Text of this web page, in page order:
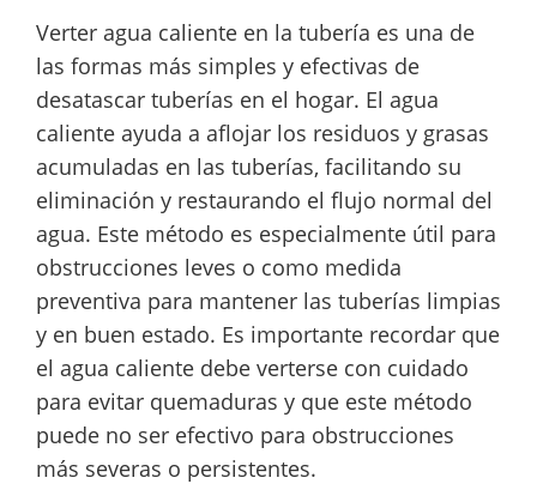
Verter agua caliente en la tubería es una de
las formas más simples y efectivas de
desatascar tuberías en el hogar. El agua
caliente ayuda a aflojar los residuos y grasas
acumuladas en las tuberías, facilitando su
eliminación y restaurando el flujo normal del
agua. Este método es especialmente útil para
obstrucciones leves o como medida
preventiva para mantener las tuberías limpias
y en buen estado. Es importante recordar que
el agua caliente debe verterse con cuidado
para evitar quemaduras y que este método
puede no ser efectivo para obstrucciones
más severas o persistentes.